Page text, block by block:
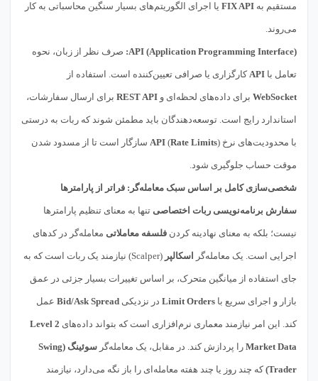
مستقیم به FIX API یا اجرای الگوریتم‌های بسیار سنگین محاسباتی به کار
می‌روند.
API (Application Programming Interface): صرف نظر از زبان، نحوه
تعامل با APIکارگزاری یا صرافی تعیین‌کننده است. استفاده از
WebSocket برای داده‌های لحظه‌ای و REST API برای ارسال سفارشات،
استاندارد رایج است. توسعه‌دهندگان باید مطمئن شوند که ربات به درستی
با محدودیت‌های نرخ (Rate Limits
)
API سازگار است تا از مسدود شدن
موقت حساب جلوگیری شود.
شخصی‌سازی کامل بر اساس سبک معامله‌گر: فراتر از پارامترها
سفارش برنامه‌نویسی ربات اختصاصی تنها به معنای تنظیم پارامترها
نیست؛ بلکه به معنای نهادینه کردن فلسفه معاملاتی معامله‌گر در کدهای
اجرایی است. یک معامله‌گر اسکالپر (Scalper) نیازمند یک ربات است که به
جای استفاده از میانگین متحرک، بر اساس تغییرات بسیار جزئی در عمق
بازار و اجرای سریع با Limit Orders در نزدیکی Bid/Ask Spread عمل
کند. این امر نیازمند معماری نرم‌افزاری است که بتواند داده‌های Level 2
Market Data را پردازش کند. در مقابل، یک معامله‌گر سوئینگ (Swing
Trader) که چند روز یا چند هفته معامله‌ای را باز نگه می‌دارد، نیازمند